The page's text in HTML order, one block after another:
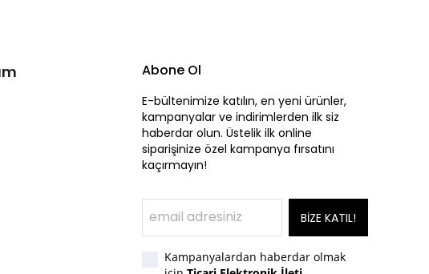
Abone Ol
E-bültenimize katılın, en yeni ürünler,
kampanyalar ve indirimlerden ilk siz
haberdar olun. Üstelik ilk online
siparişinize özel kampanya fırsatını
kaçırmayın!
BİZE KATIL!
Kampanyalardan haberdar olmak